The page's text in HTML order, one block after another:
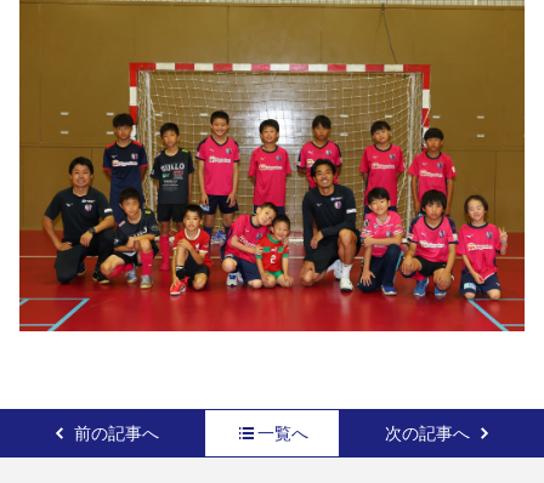
前の記事へ 一覧へ 次の記事へ